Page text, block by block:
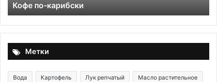
Кофе по-карибски
Метки
Вода Картофель Лук репчатый Масло растительное